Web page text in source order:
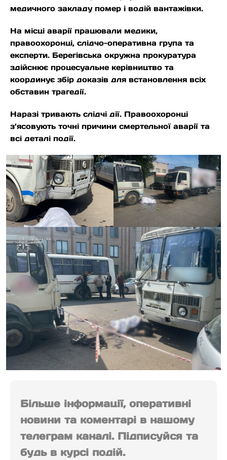
медичного закладу помер і водій вантажівки.
На місці аварії працювали медики,
правоохоронці, слідчо-оперативна група та
експерти. Берегівська окружна прокуратура
здійснює процесуальне керівництво та
координує збір доказів для встановлення всіх
обставин трагедії.
Наразі тривають слідчі дії. Правоохоронці
з’ясовують точні причини смертельної аварії та
всі деталі події.
Більше інформації, оперативні
новини та коментарі в нашому
телеграм каналі. Підписуйся та
будь в курсі подій.